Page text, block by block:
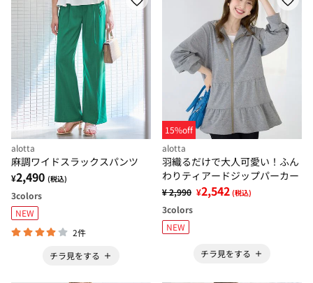
alotta
麻調ワイドスラックスパンツ
¥2,490 (税込)
3colors
NEW
2件
チラ見をする
15%off
alotta
羽織るだけで大人可愛い！ふん
わりティアードジップパーカー
¥ 2,990 ¥2,542 (税込)
3colors
NEW
チラ見をする